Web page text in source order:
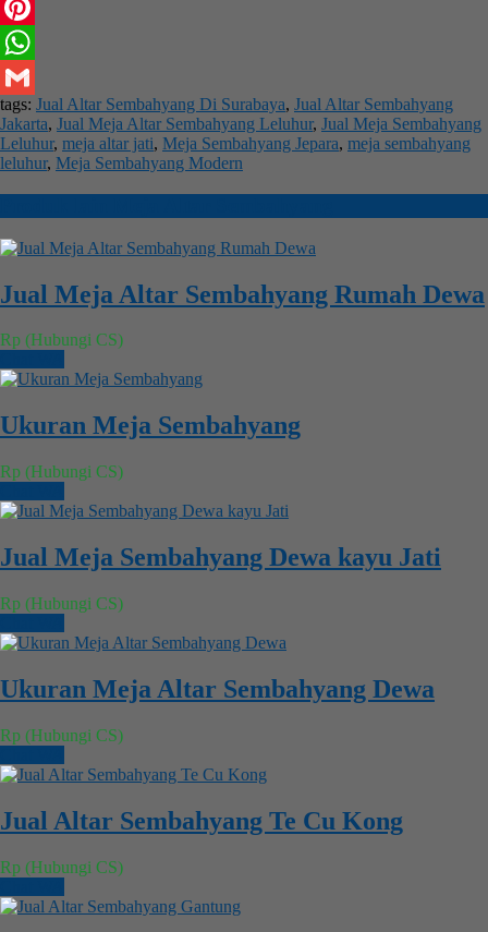
Facebook
Pinterest
WhatsApp
Gmail
tags: Jual Altar Sembahyang Di Surabaya, Jual Altar Sembahyang
Jakarta, Jual Meja Altar Sembahyang Leluhur, Jual Meja Sembahyang
Leluhur, meja altar jati, Meja Sembahyang Jepara, meja sembahyang
leluhur, Meja Sembahyang Modern
Jual Meja Altar Sembahyang Rumah Dewa
Rp (Hubungi CS)
Ukuran Meja Sembahyang
Rp (Hubungi CS)
Jual Meja Sembahyang Dewa kayu Jati
Rp (Hubungi CS)
Ukuran Meja Altar Sembahyang Dewa
Rp (Hubungi CS)
Jual Altar Sembahyang Te Cu Kong
Rp (Hubungi CS)